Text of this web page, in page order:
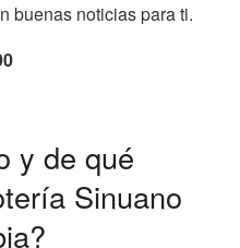
buenas noticias para ti.
y de qué
Sinuano